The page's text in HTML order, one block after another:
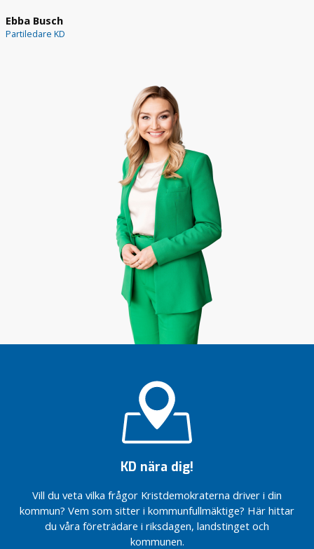
Ebba Busch
Partiledare KD
KD nära dig!
Vill du veta vilka frågor Kristdemokraterna driver i din
kommun? Vem som sitter i kommunfullmäktige? Här hittar
du våra företrädare i riksdagen, landstinget och
kommunen.